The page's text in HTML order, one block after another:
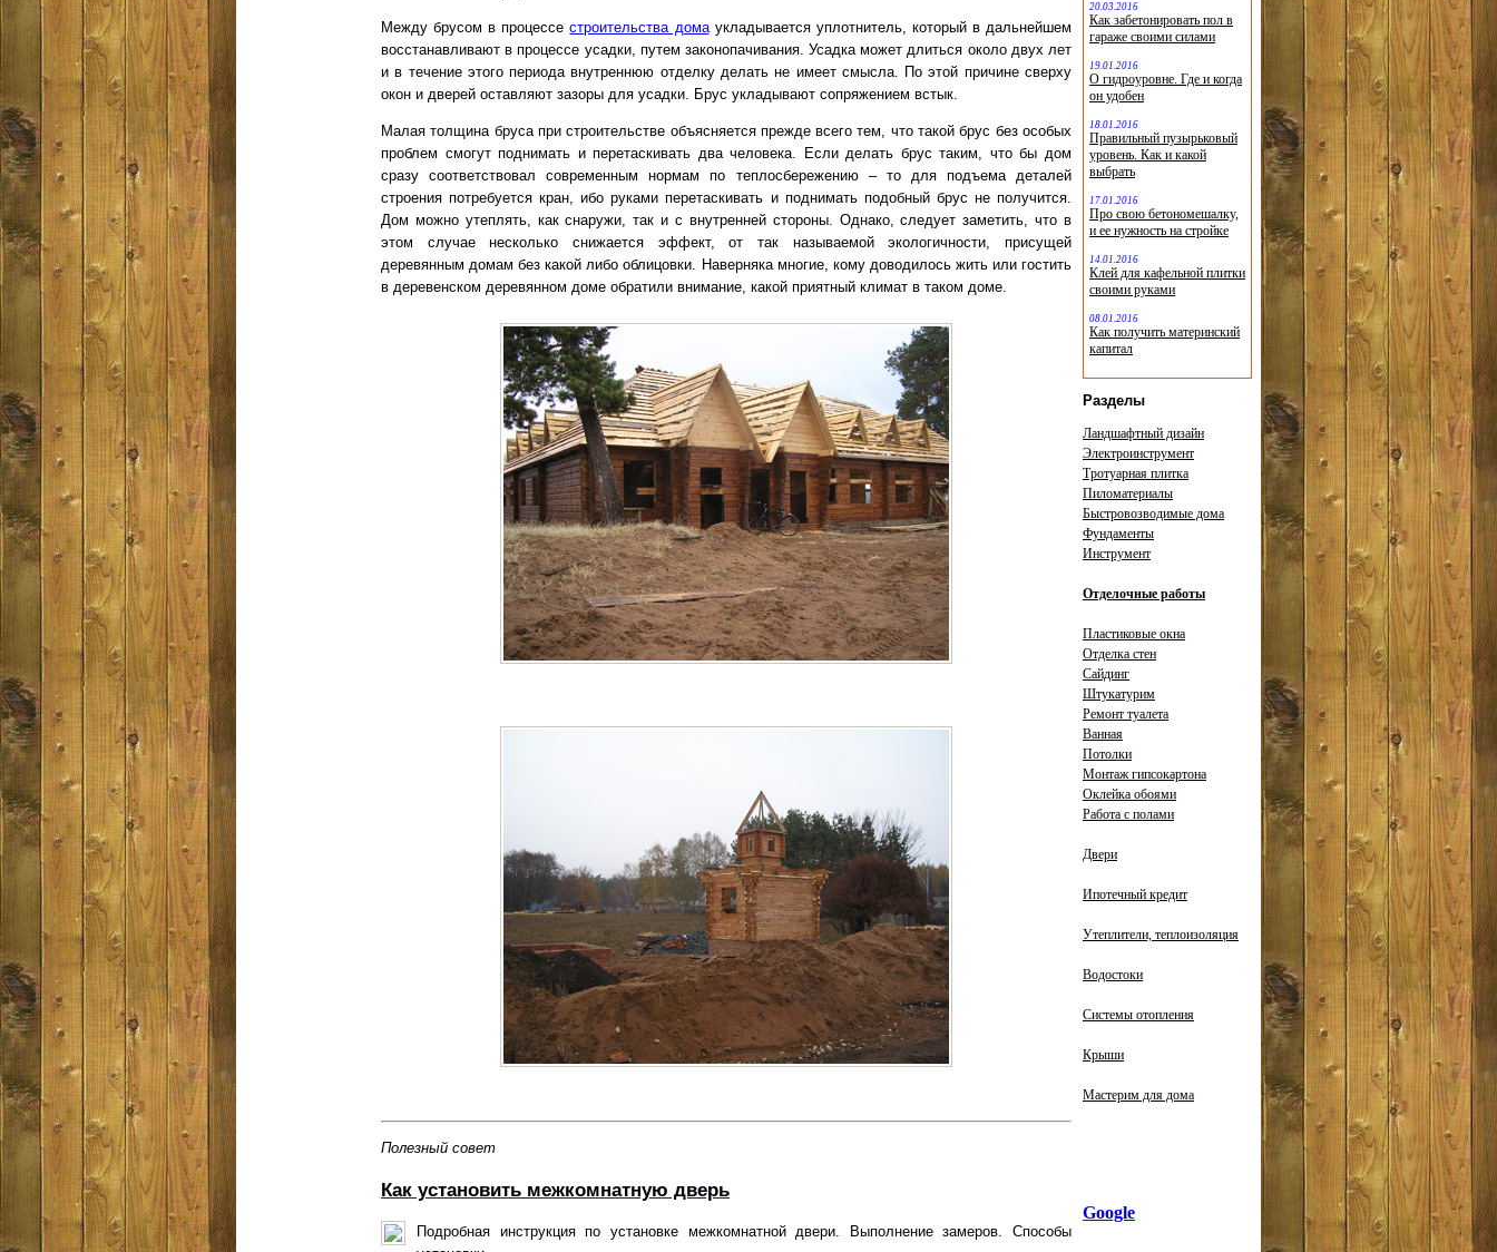
Между брусом в процессестроительства домаукладывается уплотнитель, который в дальнейшем
восстанавливают в процессе усадки, путем законопачивания. Усадка может длиться около двух лет
и в течение этого периода внутреннюю отделку делать не имеет смысла. По этой причине сверху
окон и дверей оставляют зазоры для усадки. Брус укладывают сопряжением встык.
Малая толщина бруса при строительстве объясняется прежде всего тем, что такой брус без особых
проблем смогут поднимать и перетаскивать два человека. Если делать брус таким, что бы дом
сразу соответствовал современным нормам по теплосбережению – то для подъема деталей
строения потребуется кран, ибо руками перетаскивать и поднимать подобный брус не получится.
Дом можно утеплять, как снаружи, так и с внутренней стороны. Однако, следует заметить, что в
этом случае несколько снижается эффект, от так называемой экологичности, присущей
деревянным домам без какой либо облицовки. Наверняка многие, кому доводилось жить или гостить
в деревенском деревянном доме обратили внимание, какой приятный климат в таком доме.
Полезный совет
Как установить межкомнатную дверь
Подробная инструкция по установке межкомнатной двери. Выполнение замеров. Способы
20.03.2016
Как забетонировать пол в
гараже своими силами
19.01.2016
О гидроуровне. Где и когда
он удобен
18.01.2016
Правильный пузырьковый
уровень. Как и какой
выбрать
17.01.2016
Про свою бетономешалку,
и ее нужность на стройке
14.01.2016
Клей для кафельной плитки
своими руками
08.01.2016
Как получить материнский
капитал
Разделы
Ландшафтный дизайн
Электроинструмент
Тротуарная плитка
Пиломатериалы
Быстровозводимые дома
Фундаменты
Инструмент
Отделочные работы
Пластиковые окна
Отделка стен
Сайдинг
Штукатурим
Ремонт туалета
Ванная
Потолки
Монтаж гипсокартона
Оклейка обоями
Работа с полами
Двери
Ипотечный кредит
Утеплители, теплоизоляция
Водостоки
Системы отопления
Крыши
Мастерим для дома
Google